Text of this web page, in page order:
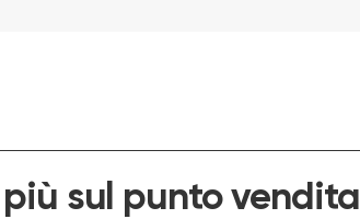
sul punto vendita